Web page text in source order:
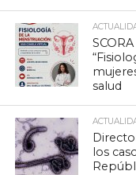
salud
los